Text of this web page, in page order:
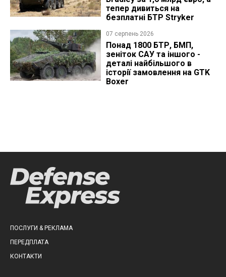
тепер дивиться на
безплатні БТР Stryker
07 серпень 2026
Понад 1800 БТР, БМП,
зеніток САУ та іншого -
деталі найбільшого в
історії замовлення на GTK
Boxer
ПОСЛУГИ & РЕКЛАМА
ПЕРЕДПЛАТА
КОНТАКТИ